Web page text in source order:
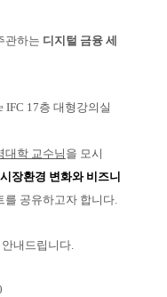
관하는 디지털 금융 세
IFC 17층 대형강의실
대학 교수님 을 모시
장환경 변화와 비즈니
공유하고자 합니다.
내드립니다.